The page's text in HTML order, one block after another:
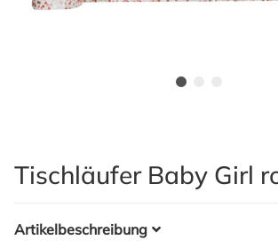
Tischläufer Baby Girl
Artikelbeschreibung